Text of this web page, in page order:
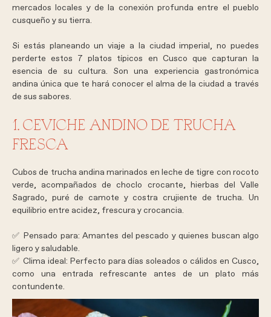
mercados locales y de la conexión profunda entre el pueblo
cusqueño y su tierra.
Si estás planeando un viaje a la ciudad imperial, no puedes
perderte estos 7 platos típicos en Cusco que capturan la
esencia de su cultura. Son una experiencia gastronómica
andina única que te hará conocer el alma de la ciudad a través
de sus sabores.
1. CEVICHE ANDINO DE TRUCHA
FRESCA
Cubos de trucha andina marinados en leche de tigre con rocoto
verde, acompañados de choclo crocante, hierbas del Valle
Sagrado, puré de camote y costra crujiente de trucha. Un
equilibrio entre acidez, frescura y crocancia.
✅ Pensado para: Amantes del pescado y quienes buscan algo
ligero y saludable.
✅ Clima ideal: Perfecto para días soleados o cálidos en Cusco,
como una entrada refrescante antes de un plato más
contundente.